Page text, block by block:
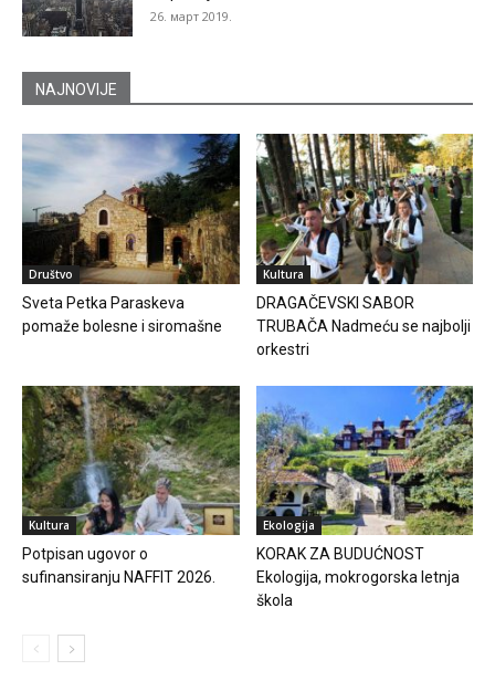
26. март 2019.
NAJNOVIJE
Društvo
Sveta Petka Paraskeva
pomaže bolesne i siromašne
Kultura
DRAGAČEVSKI SABOR
TRUBAČA Nadmeću se najbolji
orkestri
Kultura
Potpisan ugovor o
sufinansiranju NAFFIT 2026.
Ekologija
KORAK ZA BUDUĆNOST
Ekologija, mokrogorska letnja
škola